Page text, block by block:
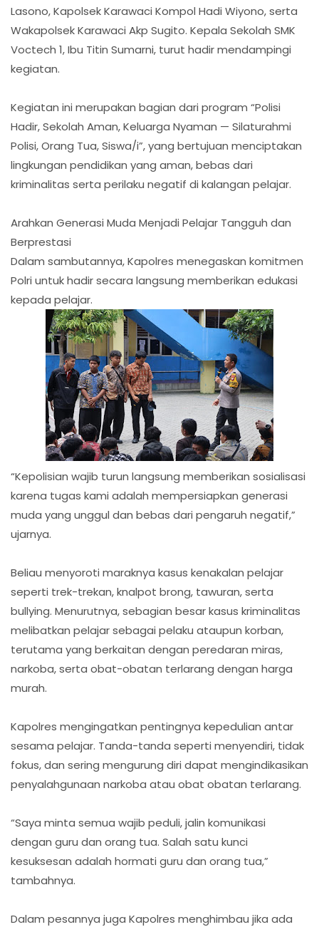
Lasono, Kapolsek Karawaci Kompol Hadi Wiyono, serta
Wakapolsek Karawaci Akp Sugito. Kepala Sekolah SMK
Voctech 1, Ibu Titin Sumarni, turut hadir mendampingi
kegiatan.
Kegiatan ini merupakan bagian dari program “Polisi
Hadir, Sekolah Aman, Keluarga Nyaman — Silaturahmi
Polisi, Orang Tua, Siswa/i”, yang bertujuan menciptakan
lingkungan pendidikan yang aman, bebas dari
kriminalitas serta perilaku negatif di kalangan pelajar.
Arahkan Generasi Muda Menjadi Pelajar Tangguh dan
Berprestasi
Dalam sambutannya, Kapolres menegaskan komitmen
Polri untuk hadir secara langsung memberikan edukasi
kepada pelajar.
“Kepolisian wajib turun langsung memberikan sosialisasi
karena tugas kami adalah mempersiapkan generasi
muda yang unggul dan bebas dari pengaruh negatif,”
ujarnya.
Beliau menyoroti maraknya kasus kenakalan pelajar
seperti trek-trekan, knalpot brong, tawuran, serta
bullying. Menurutnya, sebagian besar kasus kriminalitas
melibatkan pelajar sebagai pelaku ataupun korban,
terutama yang berkaitan dengan peredaran miras,
narkoba, serta obat-obatan terlarang dengan harga
murah.
Kapolres mengingatkan pentingnya kepedulian antar
sesama pelajar. Tanda-tanda seperti menyendiri, tidak
fokus, dan sering mengurung diri dapat mengindikasikan
penyalahgunaan narkoba atau obat obatan terlarang.
“Saya minta semua wajib peduli, jalin komunikasi
dengan guru dan orang tua. Salah satu kunci
kesuksesan adalah hormati guru dan orang tua,”
tambahnya.
Dalam pesannya juga Kapolres menghimbau jika ada